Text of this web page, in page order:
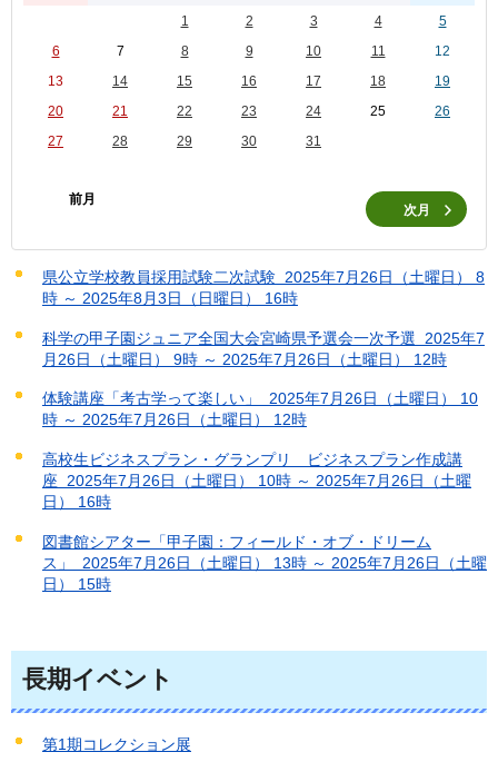
1 2 3 4
5
6
7 8 9 10 11
12
13
14 15 16 17 18
19
20
21 22 23 24 25
26
27
28 29 30 31
前月
次月
県公立学校教員採用試験二次試験 2025年7月26日（土曜日） 8
時 ～ 2025年8月3日（日曜日） 16時
科学の甲子園ジュニア全国大会宮崎県予選会一次予選 2025年7
月26日（土曜日） 9時 ～ 2025年7月26日（土曜日） 12時
体験講座「考古学って楽しい」 2025年7月26日（土曜日） 10
時 ～ 2025年7月26日（土曜日） 12時
高校生ビジネスプラン・グランプリ ビジネスプラン作成講
座 2025年7月26日（土曜日） 10時 ～ 2025年7月26日（土曜
日） 16時
図書館シアター「甲子園：フィールド・オブ・ドリーム
ス」 2025年7月26日（土曜日） 13時 ～ 2025年7月26日（土曜
日） 15時
長期イベント
第1期コレクション展